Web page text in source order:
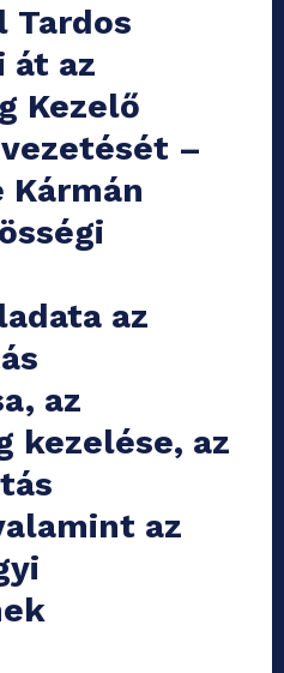
Tardos
át az
Kezelő
–
az
az
kezelése, az
az